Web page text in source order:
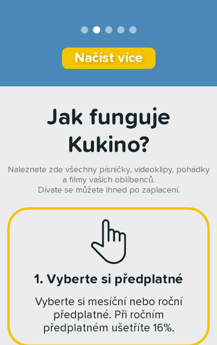
Načíst více
Jak funguje
Kukino?
Naleznete zde všechny písničky, videoklipy, pohádky
a filmy vašich oblíbenců.
Dívate se můžete ihned po zaplacení.
1. Vyberte si předplatné
Vyberte si mesíční nebo roční
předplatné. Při ročním
předplatném ušetříte 16%.